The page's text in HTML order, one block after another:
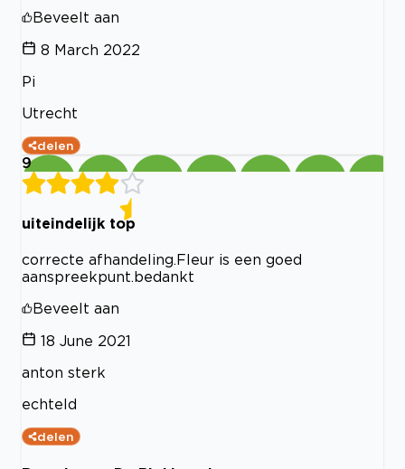
Beveelt aan
8 March 2022
Pi
Utrecht
delen
9
uiteindelijk top
correcte afhandeling.Fleur is een goed
aanspreekpunt.bedankt
Beveelt aan
18 June 2021
anton sterk
echteld
delen